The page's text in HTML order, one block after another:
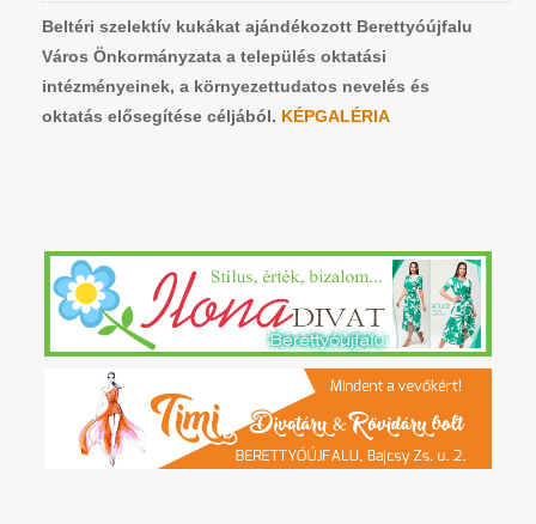
Beltéri szelektív kukákat ajándékozott Berettyóújfalu
Város Önkormányzata a település oktatási
intézményeinek, a környezettudatos nevelés és
oktatás elősegítése céljából. KÉPGALÉRIA